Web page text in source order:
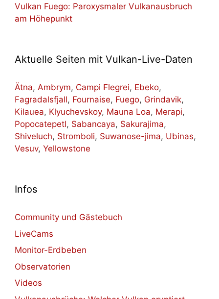
Vulkan Fuego: Paroxysmaler Vulkanausbruch
am Höhepunkt
Aktuelle Seiten mit Vulkan-Live-Daten
Ätna, Ambrym, Campi Flegrei, Ebeko,
Fagradalsfjall, Fournaise, Fuego, Grindavik,
Kilauea, Klyuchevskoy, Mauna Loa, Merapi,
Popocatepetl, Sabancaya, Sakurajima,
Shiveluch, Stromboli, Suwanose-jima, Ubinas,
Vesuv, Yellowstone
Infos
Community und Gästebuch
LiveCams
Monitor-Erdbeben
Observatorien
Videos